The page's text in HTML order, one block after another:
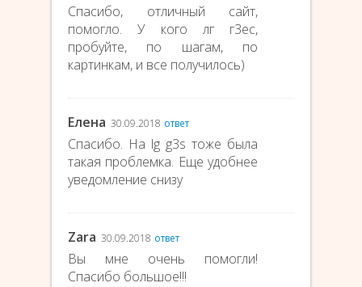
Спасибо, отличный сайт,
помогло. У кого лг г3ес,
пробуйте, по шагам, по
картинкам, и все получилось)
Елена 30.09.2018 ответ
Спасибо. На lg g3s тоже была
такая проблемка. Еще удобнее
уведомление снизу
Zara 30.09.2018 ответ
Вы мне очень помогли!
Спасибо большое!!!